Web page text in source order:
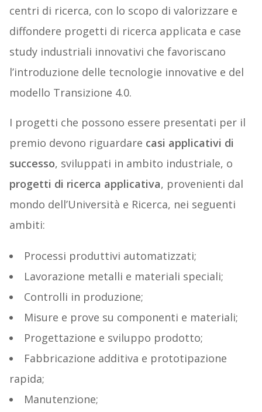
centri di ricerca, con lo scopo di valorizzare e
diffondere progetti di ricerca applicata e case
study industriali innovativi che favoriscano
l’introduzione delle tecnologie innovative e del
modello Transizione 4.0.
I progetti che possono essere presentati per il
premio devono riguardare casi applicativi di
successo, sviluppati in ambito industriale, o
progetti di ricerca applicativa, provenienti dal
mondo dell’Università e Ricerca, nei seguenti
ambiti:
Processi produttivi automatizzati;
Lavorazione metalli e materiali speciali;
Controlli in produzione;
Misure e prove su componenti e materiali;
Progettazione e sviluppo prodotto;
Fabbricazione additiva e prototipazione
rapida;
Manutenzione;